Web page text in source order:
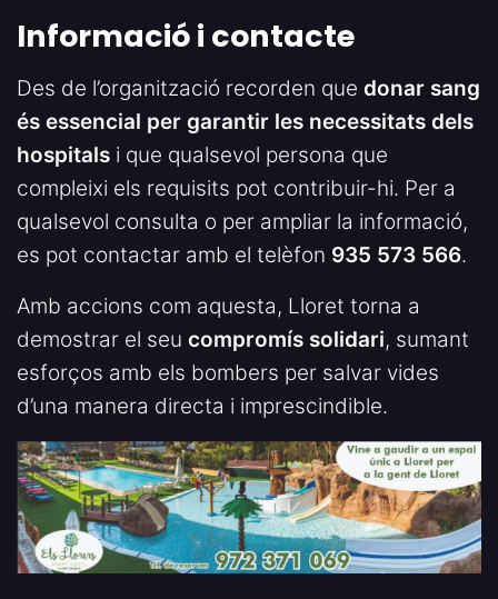
Informació i contacte
Des de l’organització recorden que donar sang
és essencial per garantir les necessitats dels
hospitals i que qualsevol persona que
compleixi els requisits pot contribuir-hi. Per a
qualsevol consulta o per ampliar la informació,
es pot contactar amb el telèfon 935 573 566.
Amb accions com aquesta, Lloret torna a
demostrar el seu compromís solidari, sumant
esforços amb els bombers per salvar vides
d’una manera directa i imprescindible.